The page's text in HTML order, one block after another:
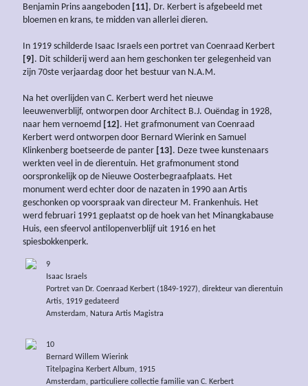
Benjamin Prins aangeboden [11] , Dr. Kerbert is afgebeeld met
bloemen en krans, te midden van allerlei dieren.
In 1919 schilderde Isaac Israels een portret van Coenraad Kerbert
[9] . Dit schilderij werd aan hem geschonken ter gelegenheid van
zijn 70ste verjaardag door het bestuur van N.A.M.
Na het overlijden van C. Kerbert werd het nieuwe
leeuwenverblijf, ontworpen door Architect B.J. Ouëndag in 1928,
naar hem vernoemd [12] . Het grafmonument van Coenraad
Kerbert werd ontworpen door Bernard Wierink en Samuel
Klinkenberg boetseerde de panter [13] . Deze twee kunstenaars
werkten veel in de dierentuin. Het grafmonument stond
oorspronkelijk op de Nieuwe Oosterbegraafplaats. Het
monument werd echter door de nazaten in 1990 aan Artis
geschonken op voorspraak van directeur M. Frankenhuis. Het
werd februari 1991 geplaatst op de hoek van het Minangkabause
Huis, een sfeervol antilopenverblijf uit 1916 en het
spiesbokkenperk.
9
Isaac Israels
Portret van Dr. Coenraad Kerbert (1849-1927), direkteur van dierentuin
Artis, 1919 gedateerd
Amsterdam, Natura Artis Magistra
10
Bernard Willem Wierink
Titelpagina Kerbert Album, 1915
Amsterdam, particuliere collectie familie van C. Kerbert